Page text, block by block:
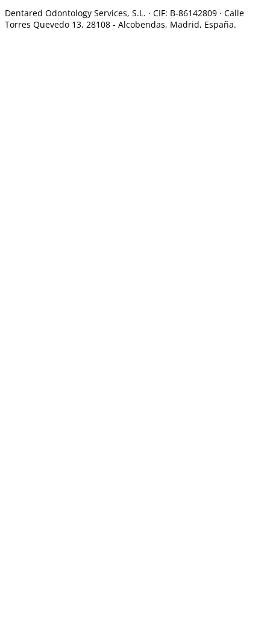
Dentared Odontology Services, S.L. · CIF: B-86142809 · Calle
Torres Quevedo 13, 28108 - Alcobendas, Madrid, España.